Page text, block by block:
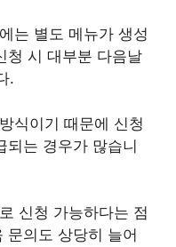
는 별도 메뉴가 생성
청 시 대부분 다음날
.
식이기 때문에 신청
되는 경우가 많습니
신청 가능하다는 점
문의도 상당히 늘어